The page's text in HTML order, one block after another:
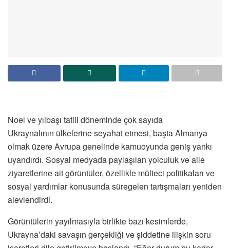
Noel ve yılbaşı tatili döneminde çok sayıda
Ukraynalının ülkelerine seyahat etmesi, başta Almanya
olmak üzere Avrupa genelinde kamuoyunda geniş yankı
uyandırdı. Sosyal medyada paylaşılan yolculuk ve aile
ziyaretlerine ait görüntüler, özellikle mülteci politikaları ve
sosyal yardımlar konusunda süregelen tartışmaları yeniden
alevlendirdi.
Görüntülerin yayılmasıyla birlikte bazı kesimlerde,
Ukrayna’daki savaşın gerçekliği ve şiddetine ilişkin soru